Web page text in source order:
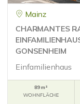
Mainz
CHARMANTES
GONSENHEIM
Einfamilienhaus
89 m²
WOHNFLÄCHE